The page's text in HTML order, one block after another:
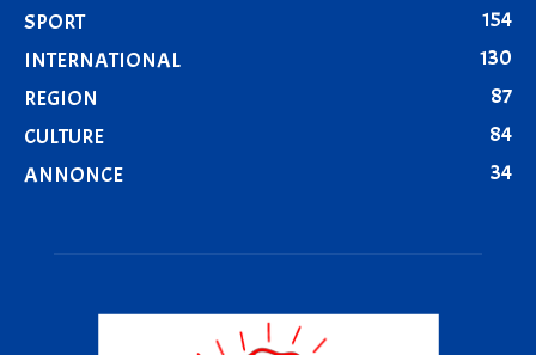
SPORT
154
INTERNATIONAL
130
REGION
87
CULTURE
84
ANNONCE
34